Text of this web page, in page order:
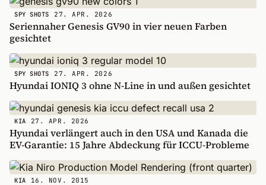
SPY SHOTS 27. APR. 2026
Seriennaher Genesis GV90 in vier neuen Farben
gesichtet
SPY SHOTS 27. APR. 2026
Hyundai IONIQ 3 ohne N-Line in und außen gesichtet
KIA 27. APR. 2026
Hyundai verlängert auch in den USA und Kanada die
EV-Garantie: 15 Jahre Abdeckung für ICCU-Probleme
KIA 16. NOV. 2015